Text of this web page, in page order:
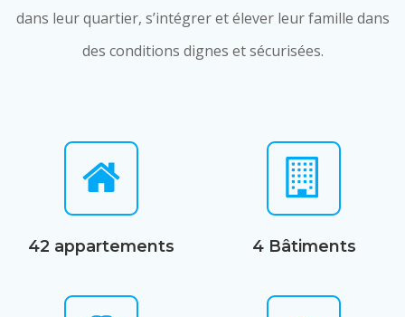
dans leur quartier, s’intégrer et élever leur famille dans
des conditions dignes et sécurisées.
42 appartements 4 Bâtiments